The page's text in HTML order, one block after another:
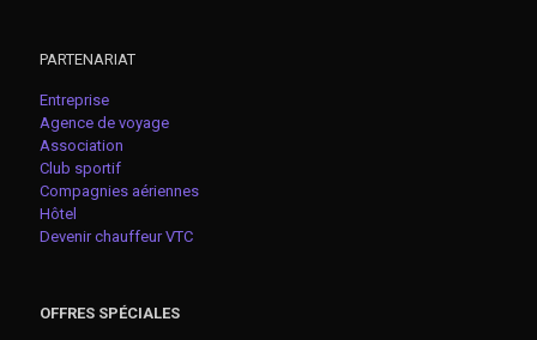
PARTENARIAT
Entreprise
Agence de voyage
Association
Club sportif
Compagnies aériennes
Hôtel
Devenir chauffeur VTC
OFFRES SPÉCIALES